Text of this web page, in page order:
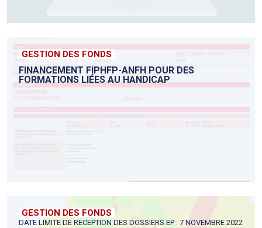
GESTION DES FONDS
FINANCEMENT FIPHFP-ANFH POUR DES
FORMATIONS LIÉES AU HANDICAP
GESTION DES FONDS
DATE LIMITE DE RECEPTION DES DOSSIERS EP : 7 NOVEMBRE 2022